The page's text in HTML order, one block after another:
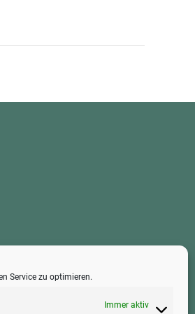
Service zu optimieren.
Immer aktiv